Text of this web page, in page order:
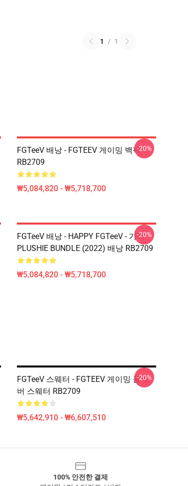
1 / 1
FGTeeV 배낭 - FGTEEV 게이밍 백팩
RB2709
₩5,084,820 - ₩5,718,700
-20%
FGTeeV 배낭 - HAPPY FGTeeV - 가족
PLUSHIE BUNDLE (2022) 배낭 RB2709
₩5,084,820 - ₩5,718,700
-20%
FGTeeV 스웨터 - FGTEEV 게이밍 풀 오
버 스웨터 RB2709
₩5,642,910 - ₩6,607,510
-20%
100% 안전한 결제